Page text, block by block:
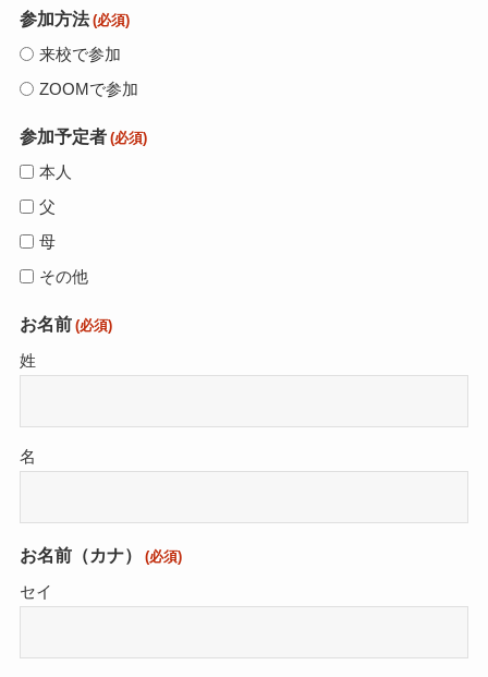
参加方法 (必須)
来校で参加
ZOOMで参加
参加予定者 (必須)
本人
父
母
その他
お名前 (必須)
姓
名
お名前（カナ） (必須)
セイ